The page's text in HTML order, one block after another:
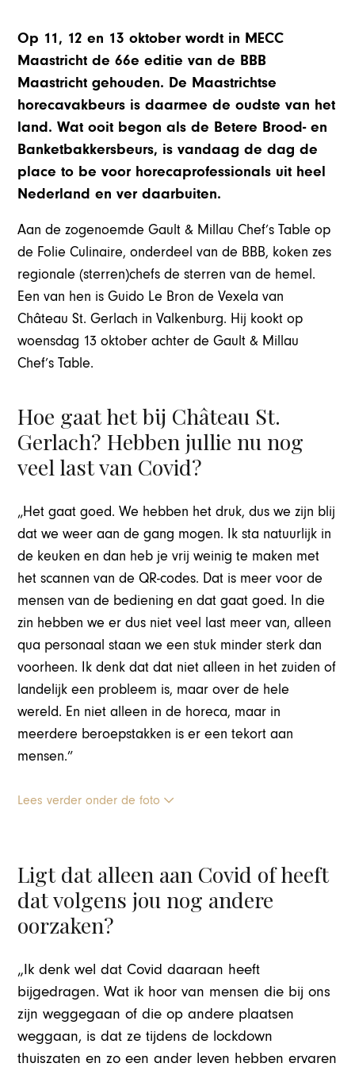
Op 11, 12 en 13 oktober wordt in MECC
Maastricht de 66e editie van de BBB
Maastricht gehouden. De Maastrichtse
horecavakbeurs is daarmee de oudste van het
land. Wat ooit begon als de Betere Brood- en
Banketbakkersbeurs, is vandaag de dag de
place to be voor horecaprofessionals uit heel
Nederland en ver daarbuiten.
Aan de zogenoemde Gault & Millau Chef’s Table op
de Folie Culinaire, onderdeel van de BBB, koken zes
regionale (sterren)chefs de sterren van de hemel.
Een van hen is Guido Le Bron de Vexela van
Château St. Gerlach in Valkenburg. Hij kookt op
woensdag 13 oktober achter de Gault & Millau
Chef’s Table.
Hoe gaat het bij Château St.
Gerlach? Hebben jullie nu nog
veel last van Covid?
„Het gaat goed. We hebben het druk, dus we zijn blij
dat we weer aan de gang mogen. Ik sta natuurlijk in
de keuken en dan heb je vrij weinig te maken met
het scannen van de QR-codes. Dat is meer voor de
mensen van de bediening en dat gaat goed. In die
zin hebben we er dus niet veel last meer van, alleen
qua personaal staan we een stuk minder sterk dan
voorheen. Ik denk dat dat niet alleen in het zuiden of
landelijk een probleem is, maar over de hele
wereld. En niet alleen in de horeca, maar in
meerdere beroepstakken is er een tekort aan
mensen.”
Lees verder onder de foto
Ligt dat alleen aan Covid of heeft
dat volgens jou nog andere
oorzaken?
„Ik denk wel dat Covid daaraan heeft
bijgedragen. Wat ik hoor van mensen die bij ons
zijn weggegaan of die op andere plaatsen
weggaan, is dat ze tijdens de lockdown
thuiszaten en zo een ander leven hebben ervaren